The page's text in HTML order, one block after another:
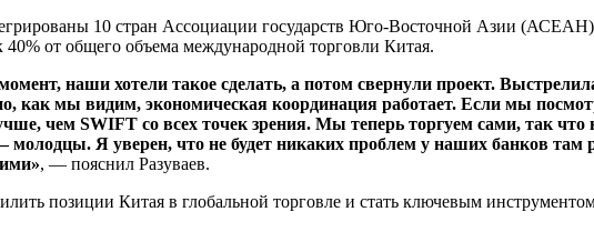
10 стран Ассоциации государств Юго-Восточной Азии (АСЕАН)
от общего объема международной торговли Китая.
наши хотели такое сделать, а потом свернули проект.
как мы видим, экономическая координация работает. Если мы
чем SWIFT со всех точек зрения. Мы теперь торгуем сами, так что
Я уверен, что не будет никаких проблем у наших банков там
, — пояснил Разуваев.
позиции Китая в глобальной торговле и стать ключевым